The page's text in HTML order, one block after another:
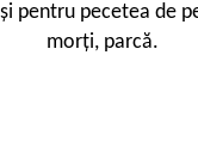
pentru pecetea de
morți, parcă.